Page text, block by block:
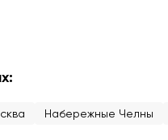
Набережные Челны